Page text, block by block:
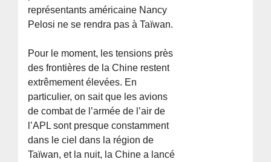
représentants américaine Nancy
Pelosi ne se rendra pas à Taïwan.
Pour le moment, les tensions près
des frontières de la Chine restent
extrêmement élevées. En
particulier, on sait que les avions
de combat de l’armée de l’air de
l’APL sont presque constamment
dans le ciel dans la région de
Taïwan, et la nuit, la Chine a lancé